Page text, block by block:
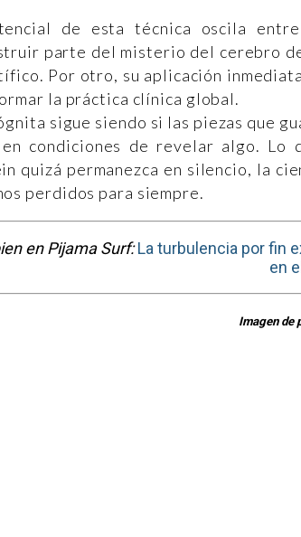
de esta técnica oscila
parte del misterio del cerebro
Por otro, su aplicación
la práctica clínica global.
sigue siendo si las piezas que
condiciones de revelar algo. Lo
quizá permanezca en silencio, la
perdidos para siempre.
en Pijama Surf:La turbulencia por fin
en
Imagen de